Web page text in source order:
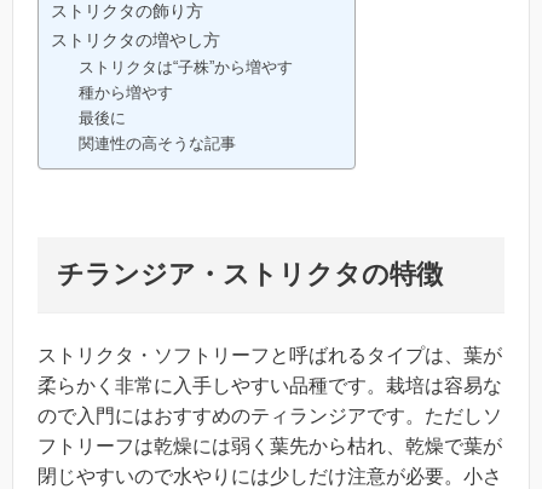
ストリクタの飾り方
ストリクタの増やし方
ストリクタは“子株”から増やす
種から増やす
最後に
関連性の高そうな記事
チランジア・ストリクタ の特徴
ストリクタ・ソフトリーフと呼ばれるタイプは、葉が
柔らかく非常に入手しやすい品種です。栽培は容易な
ので入門にはおすすめのティランジアです。ただしソ
フトリーフは乾燥には弱く葉先から枯れ、乾燥で葉が
閉じやすいので水やりには少しだけ注意が必要。小さ